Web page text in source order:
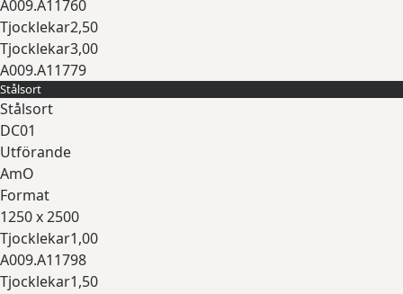
A009.A11760
Tjocklekar2,50
Tjocklekar3,00
A009.A11779
Expandera
Stålsort
Stålsort
DC01
Utförande
AmO
Format
1250 x 2500
Tjocklekar1,00
A009.A11798
Tjocklekar1,50